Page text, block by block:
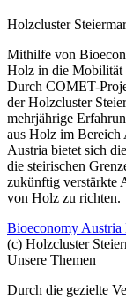
Holzcluster
Mithilfe von
Holz in die Mobilität
Durch COMET-
der Holzcluster
mehrjährige
aus Holz im
Austria bietet sich
die steirischen
zukünftig verstärkte
von Holz zu richten.
Bioeconomy Austria
(c) Holzcluster
Unsere Themen
Durch die gezielte